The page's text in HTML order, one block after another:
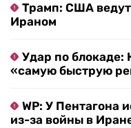
Трамп: США
Ираном
Удар по блокаде:
«самую быструю
WP: У Пентагона
из-за войны в